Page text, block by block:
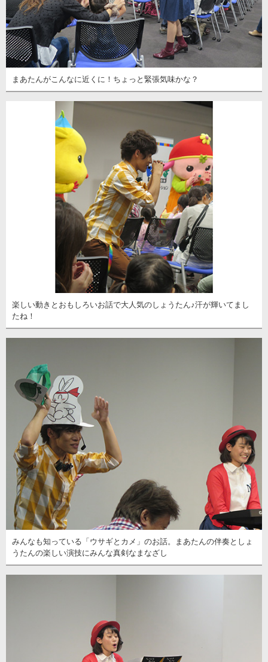
まあたんがこんなに近くに！ちょっと緊張気味かな？
楽しい動きとおもしろいお話で大人気のしょうたん♪汗が輝いてまし
たね！
みんなも知っている「ウサギとカメ」のお話。まあたんの伴奏としょ
うたんの楽しい演技にみんな真剣なまなざし